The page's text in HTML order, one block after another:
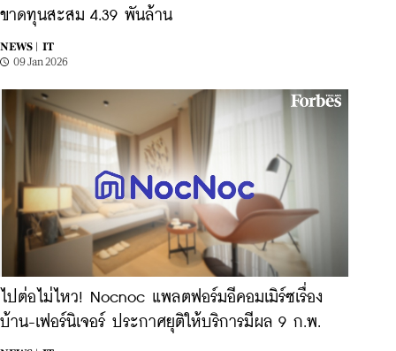
ขาดทุนสะสม 4.39 พันล้าน
NEWS |
IT
09 Jan 2026
ไปต่อไม่ไหว! Nocnoc แพลตฟอร์มอีคอมเมิร์ซเรื่อง
บ้าน-เฟอร์นิเจอร์ ประกาศยุติให้บริการมีผล 9 ก.พ.